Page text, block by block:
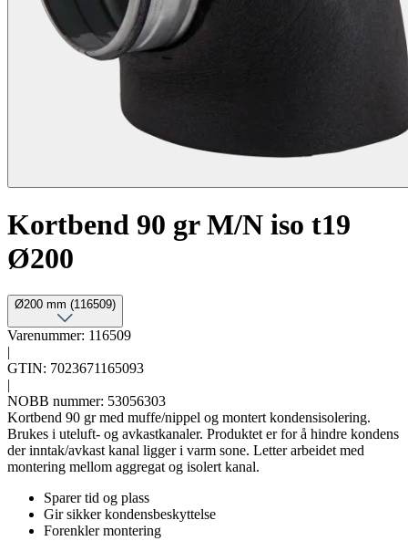
Kortbend 90 gr M/N iso t19
Ø200
Ø200 mm (116509)
Varenummer: 116509
|
GTIN: 7023671165093
|
NOBB nummer: 53056303
Kortbend 90 gr med muffe/nippel og montert kondensisolering.
Brukes i uteluft- og avkastkanaler. Produktet er for å hindre kondens
der inntak/avkast kanal ligger i varm sone. Letter arbeidet med
montering mellom aggregat og isolert kanal.
Sparer tid og plass
Gir sikker kondensbeskyttelse
Forenkler montering